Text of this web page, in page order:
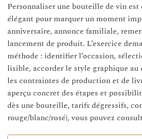
Personnaliser une bouteille de vin est
élégant pour marquer un moment
anniversaire, annonce familiale,
lancement de produit. L’exercice
méthode : identifier l’occasion,
lisible, accorder le style graphique
les contraintes de production et de
aperçu concret des étapes et
dès une bouteille, tarifs dégressifs,
rouge/blanc/rosé), vous pouvez